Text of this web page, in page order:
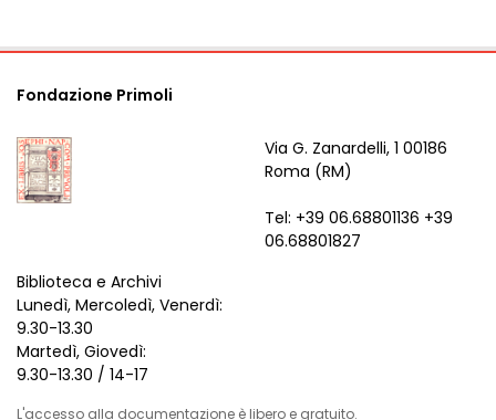
Fondazione Primoli
Via G. Zanardelli, 1 00186
Roma (RM)
Tel: +39 06.68801136 +39
06.68801827
Biblioteca e Archivi
Lunedì, Mercoledì, Venerdì:
9.30-13.30
Martedì, Giovedì:
9.30-13.30 / 14-17
L'accesso alla documentazione è libero e gratuito.